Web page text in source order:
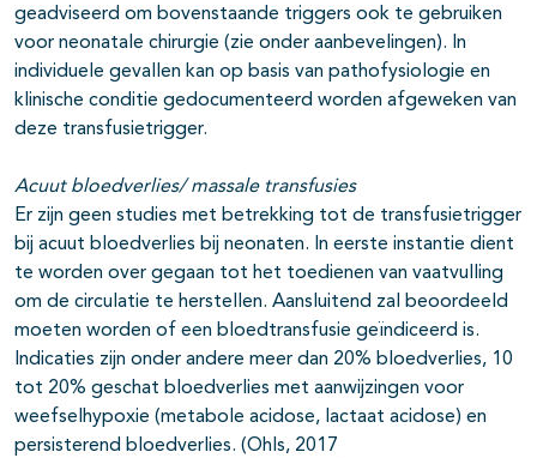
geadviseerd om bovenstaande triggers ook te gebruiken
voor neonatale chirurgie (zie onder aanbevelingen). In
individuele gevallen kan op basis van pathofysiologie en
klinische conditie gedocumenteerd worden afgeweken van
deze transfusietrigger.
Acuut bloedverlies/ massale transfusies
Er zijn geen studies met betrekking tot de transfusietrigger
bij acuut bloedverlies bij neonaten. In eerste instantie dient
te worden over gegaan tot het toedienen van vaatvulling
om de circulatie te herstellen. Aansluitend zal beoordeeld
moeten worden of een bloedtransfusie geïndiceerd is.
Indicaties zijn onder andere meer dan 20% bloedverlies, 10
tot 20% geschat bloedverlies met aanwijzingen voor
weefselhypoxie (metabole acidose, lactaat acidose) en
persisterend bloedverlies. (Ohls, 2017